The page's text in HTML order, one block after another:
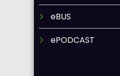
eBUS
ePODCAST